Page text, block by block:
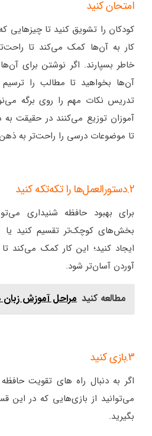
امتحان کنید
کودکان را تشویق کنید تا چیزهایی
کار به آن‌ها کمک می‌کند تا
خاطر بسپارند. اگر نوشتن برای
آن‌ها بخواهید تا مطالب را
تدریس نکات مهم را روی برگه
آموزان توزیع می‌کنند در حقیقت
تا موضوعات درسی را راحت‌تر به ذهن
2.دستورالعمل‌ها را تکه‌تکه کنید
برای بهبود حافظه شنیداری
بخش‌های کوچک‌تر تقسیم کنید یا
ایجاد کنید؛ این کار کمک می‌کند
آوردن آسان‌تر شود.
مطالعه کنید مراحل آموزش زبان
3.بازی کنید
اگر به دنبال راه های تقویت
می‌توانید از بازی‌هایی که در
بگیرید.